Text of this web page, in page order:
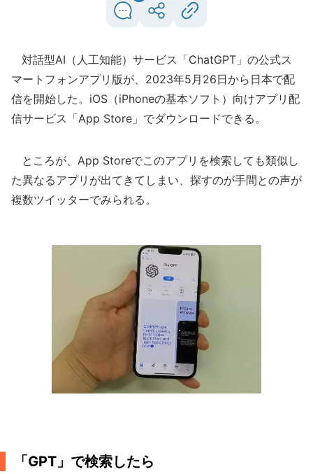
対話型AI（人工知能）サービス「ChatGPT」の公式ス
マートフォンアプリ版が、2023年5月26日から日本で配
信を開始した。iOS（iPhoneの基本ソフト）向けアプリ配
信サービス「App Store」でダウンロードできる。
ところが、App Storeでこのアプリを検索しても類似し
た異なるアプリが出てきてしまい、探すのが手間との声が
複数ツイッターでみられる。
「GPT」で検索したら